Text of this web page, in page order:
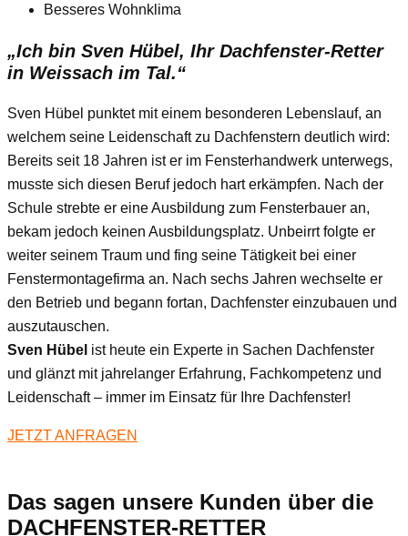
Besseres Wohnklima
„Ich bin Sven Hübel, Ihr Dachfenster-Retter
in Weissach im Tal.“
Sven Hübel punktet mit einem besonderen Lebenslauf, an
welchem seine Leidenschaft zu Dachfenstern deutlich wird:
Bereits seit 18 Jahren ist er im Fensterhandwerk unterwegs,
musste sich diesen Beruf jedoch hart erkämpfen. Nach der
Schule strebte er eine Ausbildung zum Fensterbauer an,
bekam jedoch keinen Ausbildungsplatz. Unbeirrt folgte er
weiter seinem Traum und fing seine Tätigkeit bei einer
Fenstermontagefirma an. Nach sechs Jahren wechselte er
den Betrieb und begann fortan, Dachfenster einzubauen und
auszutauschen.
Sven Hübel ist heute ein Experte in Sachen Dachfenster
und glänzt mit jahrelanger Erfahrung, Fachkompetenz und
Leidenschaft – immer im Einsatz für Ihre Dachfenster!
JETZT ANFRAGEN
Das sagen unsere Kunden über die
DACHFENSTER-RETTER